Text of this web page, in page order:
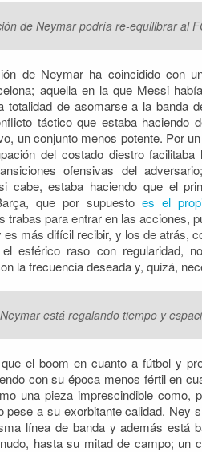
de Neymar podría re-equilibrar al
de Neymar ha coincidido con
aquella en la que Messi
totalidad de asomarse a la banda
táctico que estaba haciendo
un conjunto menos potente. Por
del costado diestro
ofensivas del
cabe, estaba haciendo que el
que por supuesto es el
trabas para entrar en las acciones,
es más difícil recibir, y los de atrás,
esférico raso con regularidad,
la frecuencia deseada y, quizá,
está regalando tiempo y
el boom en cuanto a fútbol y
con su época menos fértil en
una pieza imprescindible como,
pese a su exorbitante calidad. Ney
línea de banda y además está
hasta su mitad de campo; un